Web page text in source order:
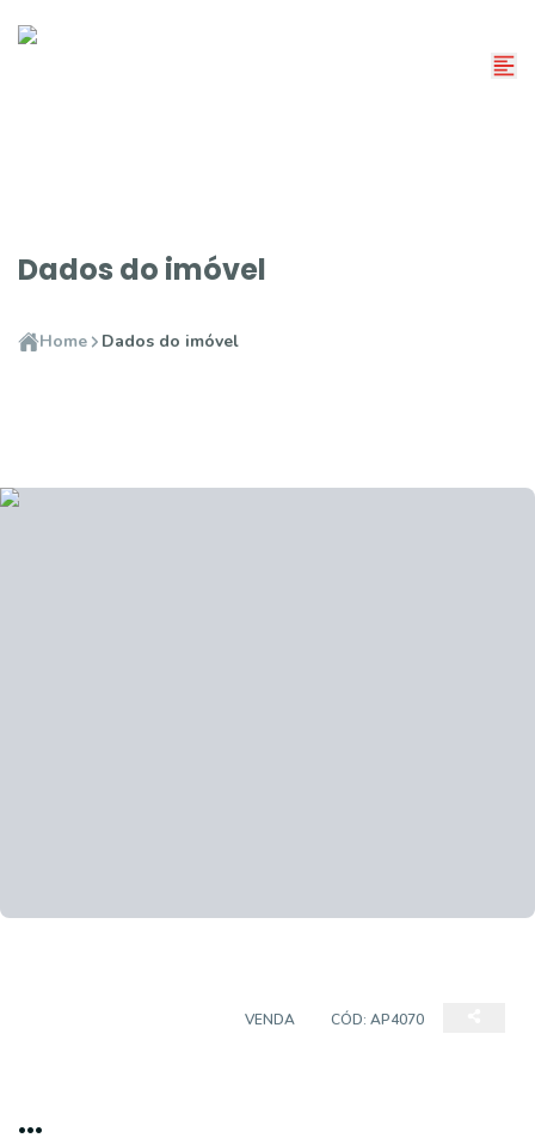
Dados do imóvel
Home Dados do imóvel
VENDA CÓD: AP4070
...